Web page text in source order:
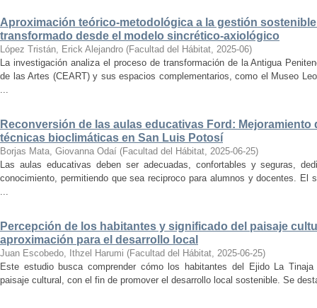
Aproximación teórico-metodológica a la gestión
transformado desde el modelo sincrético-axiológico
López Tristán, Erick Alejandro (Facultad del Hábitat, 2025-06)
La investigación analiza el proceso de transformación de la Antigua
de las Artes (CEART) y sus espacios complementarios, como el Museo
...
Reconversión de las aulas educativas Ford:
técnicas bioclimáticas en San Luis Potosí
Borjas Mata, Giovanna Odaí (Facultad del Hábitat, 2025-06-25)
Las aulas educativas deben ser adecuadas, confortables y seguras,
conocimiento, permitiendo que sea reciproco para alumnos y docentes. El
...
Percepción de los habitantes y significado del paisaje
aproximación para el desarrollo local
Juan Escobedo, Ithzel Harumi (Facultad del Hábitat, 2025-06-25)
Este estudio busca comprender cómo los habitantes del Ejido La
paisaje cultural, con el fin de promover el desarrollo local sostenible. Se